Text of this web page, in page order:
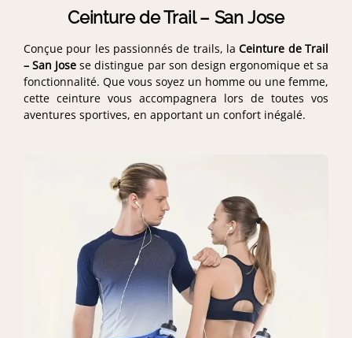
Ceinture de Trail – San Jose
Conçue pour les passionnés de trails, laCeinture de Trail
– San Jose se distingue par son design ergonomique et sa
fonctionnalité. Que vous soyez un homme ou une femme,
cette ceinture vous accompagnera lors de toutes vos
aventures sportives, en apportant un confort inégalé.